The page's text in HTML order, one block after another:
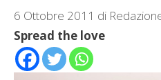
6 Ottobre 2011 di
Spread the love